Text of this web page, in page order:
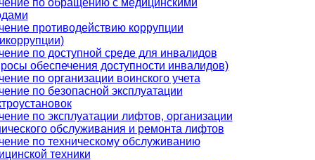
противодействию коррупции
по доступной среде для инвалидов
обеспечения доступности инвалидов)
по организации воинского учета
по безопасной эксплуатации
по эксплуатации лифтов, организации
обслуживания и ремонта лифтов
по техническому обслуживанию
техники